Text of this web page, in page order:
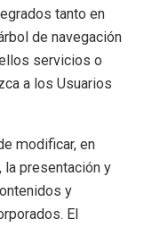
tanto en
de navegación
servicios o
a los Usuarios
modificar, en
la presentación y
y
El